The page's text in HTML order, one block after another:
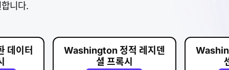
니다.
데이터
Washington 정적 레지덴
셜 프록시